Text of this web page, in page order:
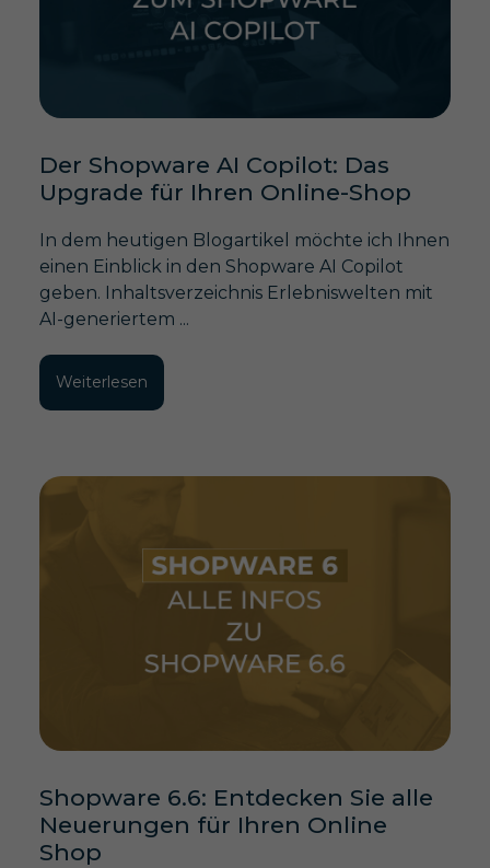
Der Shopware AI Copilot: Das
Upgrade für Ihren Online-Shop
In dem heutigen Blogartikel möchte ich Ihnen
einen Einblick in den Shopware AI Copilot
geben. Inhaltsverzeichnis Erlebniswelten mit
AI-generiertem ...
Weiterlesen
Shopware 6.6: Entdecken Sie alle
Neuerungen für Ihren Online
Shop